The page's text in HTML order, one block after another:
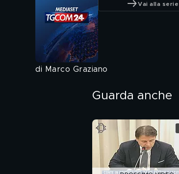
Vai alla serie
di Marco Graziano
Guarda anche